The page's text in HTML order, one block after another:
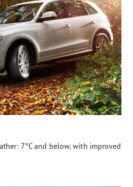
7°C and below, with improved